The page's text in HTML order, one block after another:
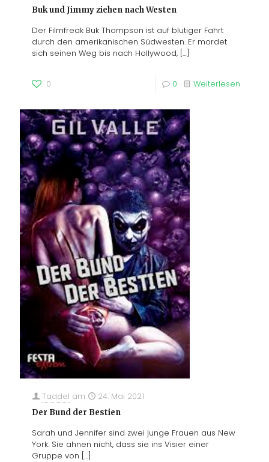
Buk und Jimmy ziehen nach Westen
Der Filmfreak Buk Thompson ist auf blutiger Fahrt
durch den amerikanischen Südwesten. Er mordet
sich seinen Weg bis nach Hollywood, […]
0 0 Weiterlesen
Taddel am 24. Mai 2021
Der Bund der Bestien
Sarah und Jennifer sind zwei junge Frauen aus New
York. Sie ahnen nicht, dass sie ins Visier einer
Gruppe von […]